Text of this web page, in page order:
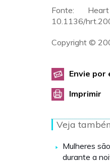
Fonte:
10.1136/
Copyright ©
Envie por
Imprimir
Veja
Mulheres
durante a